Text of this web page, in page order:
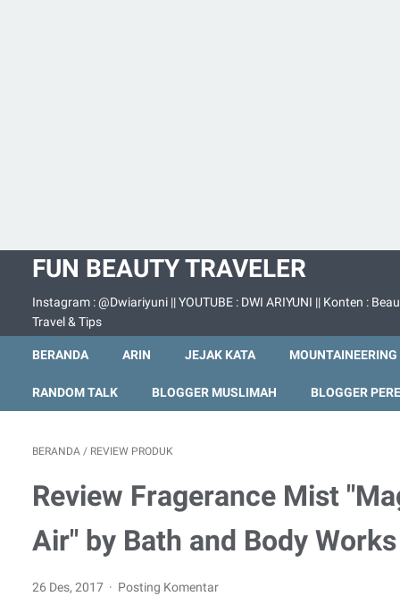
FUN BEAUTY TRAVELER
Instagram : @Dwiariyuni || YOUTUBE : DWI ARIYUNI || Konten :
Travel & Tips
BERANDA ARIN JEJAK KATA MOUNTAINEERING
RANDOM TALK BLOGGER MUSLIMAH BLOGGER
BERANDA / REVIEW PRODUK
Review Fragerance Mist
Air" by Bath and Body Works
26 Des, 2017 Posting Komentar